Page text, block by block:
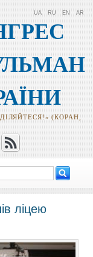
(КОРАН,
UA RU EN AR
ліцею